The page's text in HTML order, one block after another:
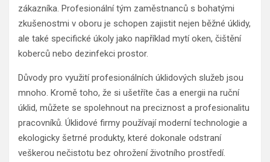
zákazníka. Profesionální tým zaměstnanců s bohatými
zkušenostmi v oboru je schopen zajistit nejen běžné úklidy,
ale také specifické úkoly jako například mytí oken, čištění
koberců nebo dezinfekci prostor.
Důvody pro využití profesionálních úklidových služeb jsou
mnoho. Kromě toho, že si ušetříte čas a energii na ruční
úklid, můžete se spolehnout na preciznost a profesionalitu
pracovníků. Úklidové firmy používají moderní technologie a
ekologicky šetrné produkty, které dokonale odstraní
veškerou nečistotu bez ohrožení životního prostředí.